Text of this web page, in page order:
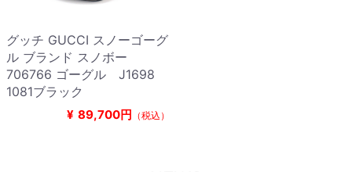
グッチ GUCCI スノーゴーグ
ル ブランド スノボー
706766 ゴーグル J1698
1081ブラック
¥ 89,700円 （税込）